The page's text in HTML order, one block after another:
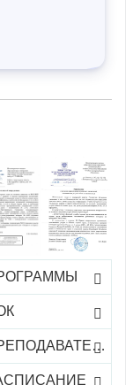
ПРЕПОДАВАТЕЛИ